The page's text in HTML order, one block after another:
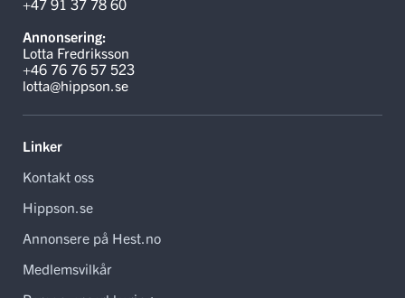
+47 91 37 78 60
Annonsering:
Lotta Fredriksson
+46 76 76 57 523
lotta@hippson.se
Linker
Kontakt oss
Hippson.se
Annonsere på Hest.no
Medlemsvilkår